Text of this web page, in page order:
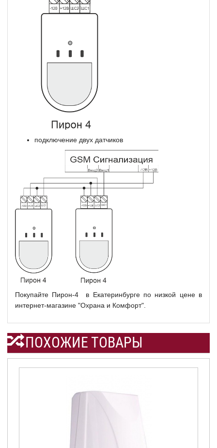
подключение двух датчиков
Покупайте Пирон-4 в Екатеринбурге по низкой цене в
интернет-магазине "Охрана и Комфорт".
ПОХОЖИЕ ТОВАРЫ